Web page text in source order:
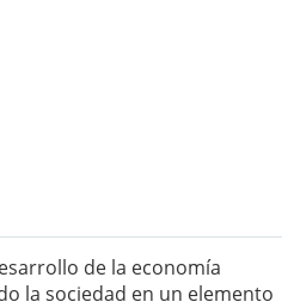
de la economía
la sociedad en un elemento